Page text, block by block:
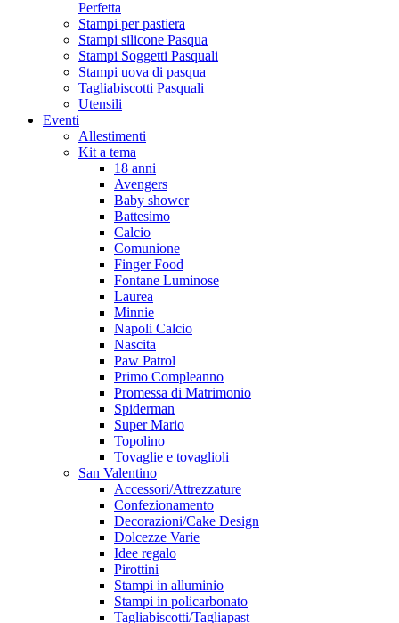
Perfetta
Stampi per pastiera
Stampi silicone Pasqua
Stampi Soggetti Pasquali
Stampi uova di pasqua
Tagliabiscotti Pasquali
Utensili
Eventi
Allestimenti
Kit a tema
18 anni
Avengers
Baby shower
Battesimo
Calcio
Comunione
Finger Food
Fontane Luminose
Laurea
Minnie
Napoli Calcio
Nascita
Paw Patrol
Primo Compleanno
Promessa di Matrimonio
Spiderman
Super Mario
Topolino
Tovaglie e tovaglioli
San Valentino
Accessori/Attrezzature
Confezionamento
Decorazioni/Cake Design
Dolcezze Varie
Idee regalo
Pirottini
Stampi in alluminio
Stampi in policarbonato
Tagliabiscotti/Tagliapast